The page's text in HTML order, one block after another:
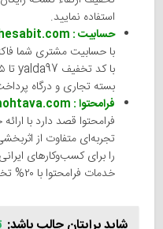
استفاده نمایید.
حسابیت : hesabit.com
با حسابیت مشتری شما
بسته تجاری و درگاه
فرامحتوا : faramohtava.com
فرامحتوا قصد دارد با
تجربه‌ای متفاوت از
را برای کسب‌وکارهای
خدمات فرامحتوا با ۲۰% تخفیف برخوردار شوید.